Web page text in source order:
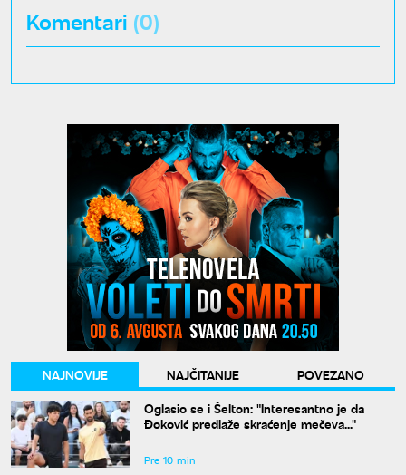
Komentari (0)
NAJNOVIJE NAJČITANIJE
POVEZANO
Oglasio se i Šelton: "Interesantno je da
Đoković predlaže skraćenje mečeva..."
Pre 10 min